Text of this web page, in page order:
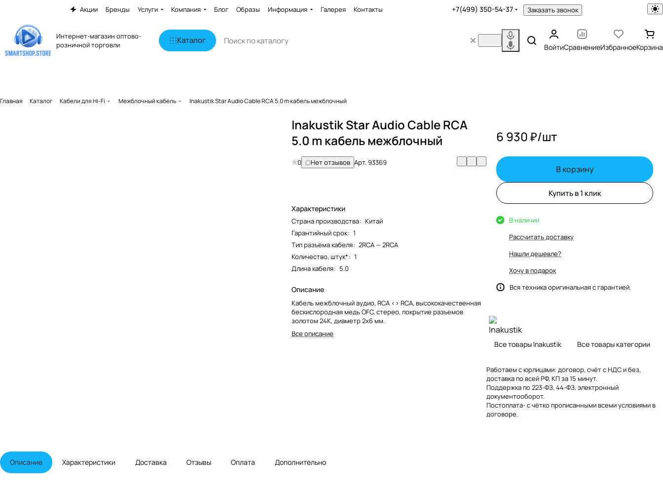
Акции Бренды Услуги Компания Блог Образы Информация Галерея Контакты +7(499) 350-54-37 Заказать звонок
Интернет-магазин оптово-
розничной торговли
Каталог
ВойтиСравнениеИзбранноеКорзина
Главная Каталог Кабели для Hi-Fi Межблочный кабель Inakustik Star Audio Cable RCA 5.0 m кабель межблочный
Inakustik Star Audio Cable RCA
5.0 m кабель межблочный
0 Нет отзывов Арт.93369
Характеристики
Страна производства: Китай
Гарантийный срок: 1
Тип разъема кабеля: 2RCA — 2RCA
Количество, штук*: 1
Длина кабеля: 5.0
Описание
Кабель межблочный аудио, RCA <> RCA, высококачественная
бескислородная медь OFC, стерео, покрытие разъемов
золотом 24К, диаметр 2х6 мм.
Все описание
6 930 ₽/шт
В корзину
Купить в 1 клик
В наличии
Рассчитать доставку
Нашли дешевле?
Хочу в подарок
Вся техника оригинальная с гарантией.
Все товары Inakustik Все товары категории
Работаем с юрлицами: договор, счёт с НДС и без,
доставка по всей РФ, КП за 15 минут.
Поддержка по 223-ФЗ, 44-ФЗ, электронный
документооборот.
Постоплата- с чётко прописанными всеми условиями в
договоре.
Описание Характеристики Доставка Отзывы Оплата Дополнительно